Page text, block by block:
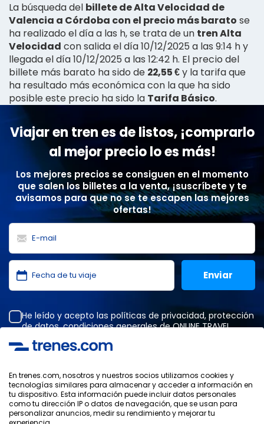
La búsqueda del billete de Alta Velocidad de
Valencia a Córdoba con el precio más barato se
ha realizado el día a las h, se trata de un tren Alta
Velocidad con salida el día 10/12/2025 a las 9:14 h y
llegada el día 10/12/2025 a las 12:42 h. El precio del
billete más barato ha sido de 22,55 €y la tarifa que
ha resultado más económica con la que ha sido
posible este precio ha sido la Tarifa Básico.
Viajar en tren es de listos, ¡comprarlo
al mejor precio lo es más!
Los mejores precios se consiguen en el momento
que salen los billetes a la venta, ¡suscríbete y te
avisamos para que no se te escapen las mejores
ofertas!
He leído y acepto las políticas de privacidad, protección
de datos,condiciones generalesde ONLINE TRAVEL
Política de Privacidad
Condiciones Generales
Política de Cookies
En trenes.com, nosotros y nuestros socios utilizamos cookies y
tecnologías similares para almacenar y acceder a información en
tu dispositivo. Esta información puede incluir datos personales
como tu dirección IP o datos de navegación, que se usan para
personalizar anuncios, medir su rendimiento y mejorar tu